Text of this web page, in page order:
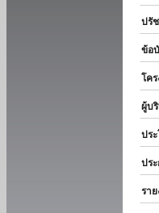
ปรัช
ข้อบัง
โครง
ผู้บริ
ประ
ประ
รายง